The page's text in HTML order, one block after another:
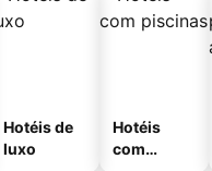
Hotéis de
luxo
Hotéis
com